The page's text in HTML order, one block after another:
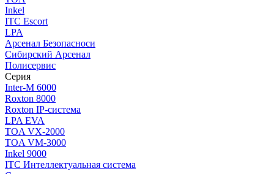
Inkel
ITC Escort
LPA
Арсенал Безопасноси
Сибирский Арсенал
Полисервис
Серия
Inter-M 6000
Roxton 8000
Roxton IP-система
LPA EVA
TOA VX-2000
TOA VM-3000
Inkel 9000
ITC Интеллектуальная система